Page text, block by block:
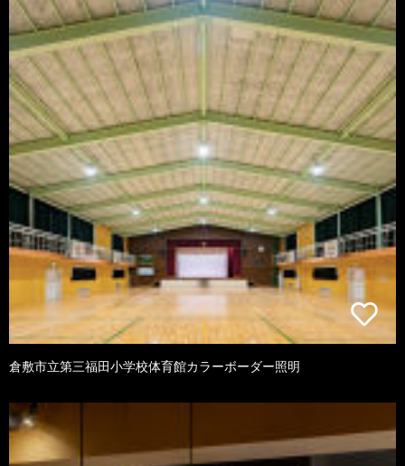
倉敷市立第三福田小学校体育館カラーボーダー照明